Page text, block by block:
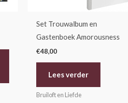
Set Trouwalbum en
Gastenboek Amorousness
€48,00
Lees verder
Bruiloft en Liefde